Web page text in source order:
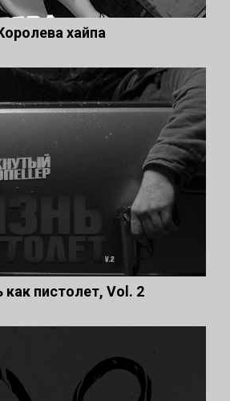
хайпа
пистолет, Vol. 2